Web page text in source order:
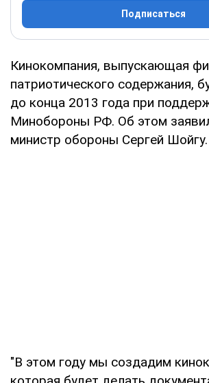
Подписаться
Кинокомпания, выпускающая
патриотического содержания,
до конца 2013 года при
Минобороны РФ. Об этом
министр обороны Сергей Шойгу.
"В этом году мы создадим